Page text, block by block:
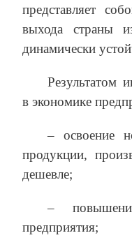
представляет
выхода страны
динамически
Результатом
в экономике
– освоение
продукции,
дешевле;
– повышение
предприятия;